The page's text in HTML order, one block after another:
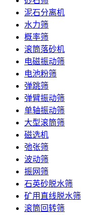
泥石分离机
水力筛
概率筛
滚筒落砂机
电磁振动筛
电池粉筛
弹跳筛
弹臂振动筛
单轴振动筛
大型滚筒筛
磁选机
弛张筛
波动筛
振网筛
石英砂脱水筛
矿用直线脱水筛
滚筒回转筛